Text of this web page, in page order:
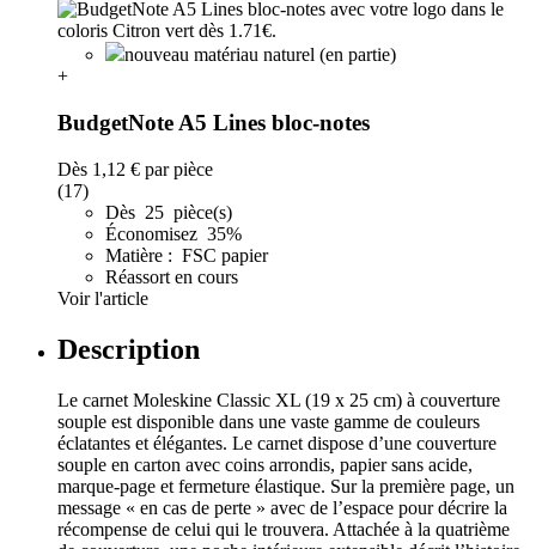
nouveau matériau naturel (en partie)
+
BudgetNote A5 Lines bloc-notes
Dès 1,12 € par pièce
(17)
Dès 25 pièce(s)
Économisez 35%
Matière : FSC papier
Réassort en cours
Voir l'article
Description
Le carnet Moleskine Classic XL (19 x 25 cm) à couverture
souple est disponible dans une vaste gamme de couleurs
éclatantes et élégantes. Le carnet dispose d’une couverture
souple en carton avec coins arrondis, papier sans acide,
marque-page et fermeture élastique. Sur la première page, un
message « en cas de perte » avec de l’espace pour décrire la
récompense de celui qui le trouvera. Attachée à la quatrième